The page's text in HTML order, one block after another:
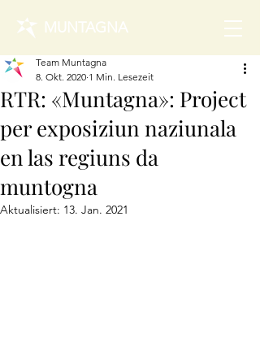
MUNTAGNA
RTR: «Muntagna»: Project
per exposiziun naziunala
en las regiuns da
muntogna
Team Muntagna
8. Okt. 2020 1 Min. Lesezeit
Aktualisiert: 13. Jan. 2021